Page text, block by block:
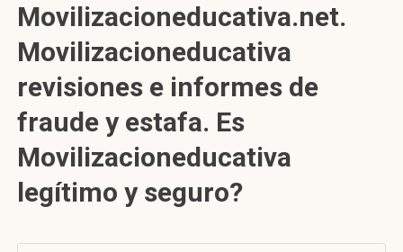
Movilizacioneducativa.net.
Movilizacioneducativa
revisiones e informes de
fraude y estafa. Es
Movilizacioneducativa
legítimo y seguro?